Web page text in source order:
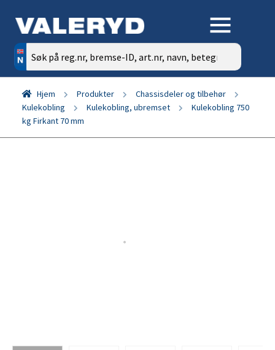
Søk
etter:
Hjem Produkter
Chassisdeler og tilbehør
Kulekobling
Kulekobling, ubremset
Kulekobling 750
kg Firkant 70 mm